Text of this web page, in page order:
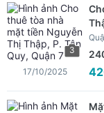
3
17/10/2025